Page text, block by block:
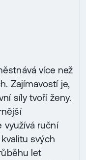
více než
Zajímavostí je,
síly tvoří ženy.
využívá ruční
svých
let